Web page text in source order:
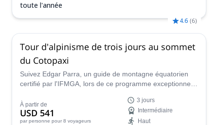
toute l'année
4.6 (6)
Tour d'alpinisme de trois jours au sommet
du Cotopaxi
Suivez Edgar Parra, un guide de montagne équatorien
certifié par l'IFMGA, lors de ce programme exceptionnel
À partir de
USD 541
par personne pour 8 voyageurs
3 jours
Intermédiaire
Haut